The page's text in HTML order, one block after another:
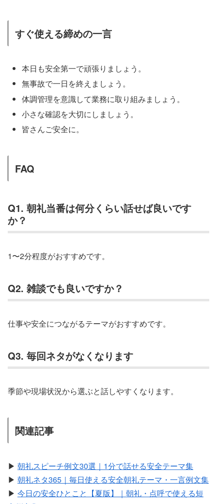
すぐ使える締めの一言
本日も安全第一で頑張りましょう。
無事故で一日を終えましょう。
体調管理を意識して業務に取り組みましょう。
小さな確認を大切にしましょう。
皆さんご安全に。
FAQ
Q1. 朝礼当番は何分くらい話せば良いです
か？
1〜2分程度がおすすめです。
Q2. 雑談でも良いですか？
仕事や安全につながるテーマがおすすめです。
Q3. 毎回ネタがなくなります
季節や現場状況から選ぶと話しやすくなります。
関連記事
▶ 朝礼スピーチ例文30選｜1分で話せる安全テーマ集
▶ 朝礼ネタ365｜毎日使える安全朝礼テーマ・一言例文集
▶ 今日の安全ひとこと【夏版】｜朝礼・点呼で使える短